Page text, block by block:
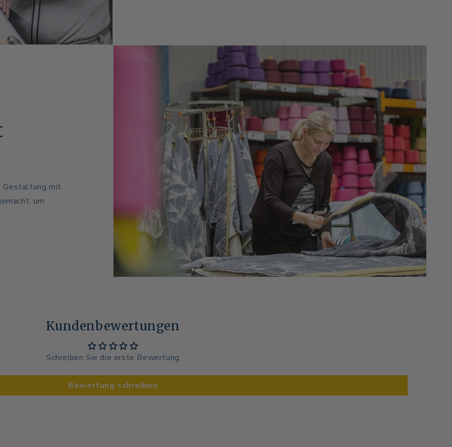
Gestaltung mit
um
Kundenbewertungen
Schreiben Sie die erste Bewertung
Bewertung schreiben